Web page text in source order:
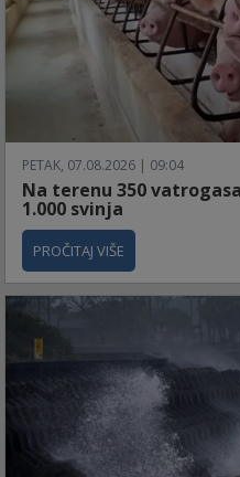
PETAK, 07.08.2026 | 09:04
Na terenu 350
1.000 svinja
PROČITAJ VIŠE